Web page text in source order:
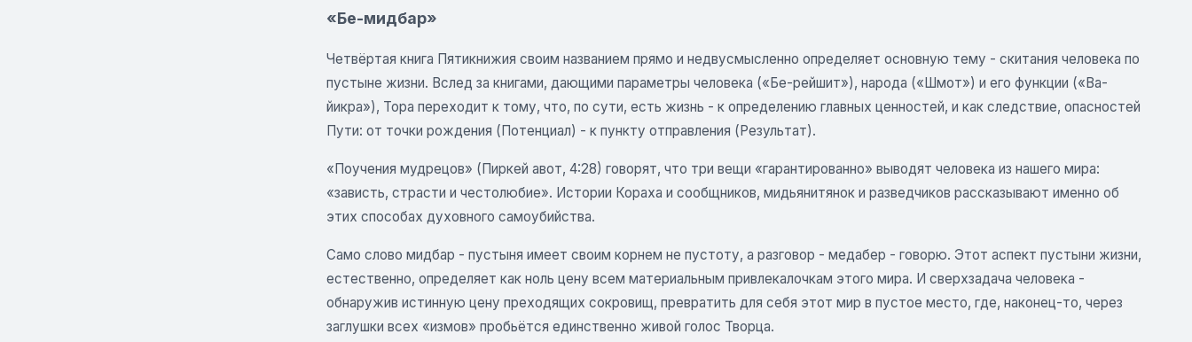
«Бе-мидбар»
Четвёртая книга Пятикнижия своим названием прямо и недвусмысленно определяет основную тему - скитания человека по
пустыне жизни. Вслед за книгами, дающими параметры человека («Бе-рейшит»), народа («Шмот») и его функции («Ва-
йикра»), Тора переходит к тому, что, по сути, есть жизнь - к определению главных ценностей, и как следствие, опасностей
Пути: от точки рождения (Потенциал) - к пункту отправления (Результат).
«Поучения мудрецов» (Пиркей авот, 4:28) говорят, что три вещи «гарантированно» выводят человека из нашего мира:
«зависть, страсти и честолюбие». Истории Кораха и сообщников, мидьянитянок и разведчиков рассказывают именно об
этих способах духовного самоубийства.
Само слово мидбар - пустыня имеет своим корнем не пустоту, а разговор - медабер - говорю. Этот аспект пустыни жизни,
естественно, определяет как ноль цену всем материальным привлекалочкам этого мира. И сверхзадача человека -
обнаружив истинную цену преходящих сокровищ, превратить для себя этот мир в пустое место, где, наконец-то, через
заглушки всех «измов» пробьётся единственно живой голос Творца.